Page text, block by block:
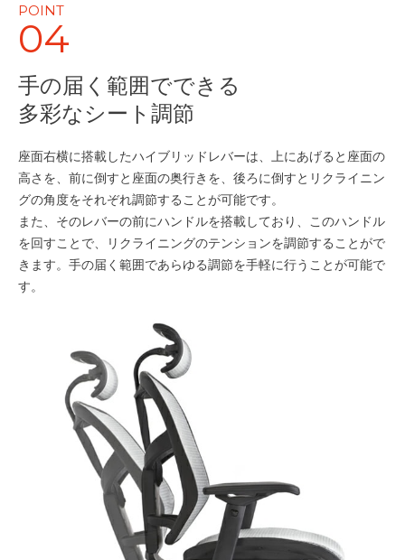
POINT
04
手の届く範囲でできる
多彩なシート調節
座面右横に搭載したハイブリッドレバーは、上にあげると座面の
高さを、前に倒すと座面の奥行きを、後ろに倒すとリクライニン
グの角度をそれぞれ調節することが可能です。
また、そのレバーの前にハンドルを搭載しており、このハンドル
を回すことで、リクライニングのテンションを調節することがで
きます。手の届く範囲であらゆる調節を手軽に行うことが可能で
す。